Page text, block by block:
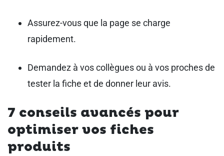
Assurez-vous que la page se charge
rapidement.
Demandez à vos collègues ou à vos proches de
tester la fiche et de donner leur avis.
7 conseils avancés pour
optimiser vos fiches
produits